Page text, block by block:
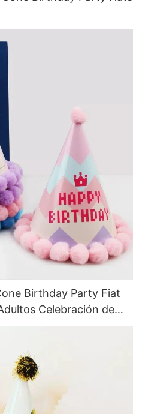
Birthday Party Fiat
Celebración de